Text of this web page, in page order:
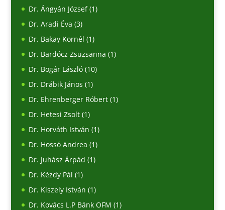
Dr. Ángyán József(1)
Dr. Aradi Éva (3)
Dr. Bakay Kornél (1)
Dr. Bardócz Zsuzsanna (1)
Dr. Bogár László(10)
Dr. Drábik János (1)
Dr. Ehrenberger Róbert(1)
Dr. Hetesi Zsolt(1)
Dr. Horváth István (1)
Dr. Hossó Andrea (1)
Dr. Juhász Árpád (1)
Dr. Kézdy Pál (1)
Dr. Kiszely István (1)
Dr. Kovács L.P Bánk OFM (1)